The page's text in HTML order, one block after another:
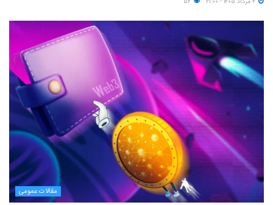
مقالات عمومی